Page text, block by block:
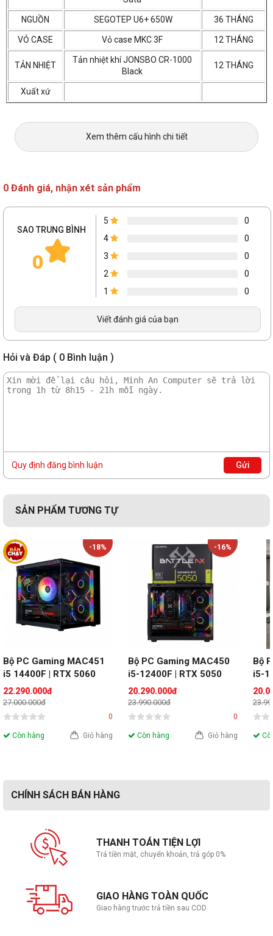
NGUỒN SEGOTEP U6+ 650W 36 THÁNG
VỎ CASE Vỏ case MKC 3F 12 THÁNG
TẢN NHIỆT
Tản nhiệt khí JONSBO CR-1000
Black
12 THÁNG
Xuất xứ
Xem thêm cấu hình chi tiết
0 Đánh giá, nhận xét sản phẩm
SAO TRUNG BÌNH
0
5
0
4
0
3
0
2
0
1
0
Viết đánh giá của bạn
Hỏi và Đáp ( 0 Bình luận )
Quy định đăng bình luận Gửi
SẢN PHẨM TƯƠNG TỰ
-18%
Bộ PC Gaming MAC451
i5 14400F | RTX 5060
8GB | RAM 16GB
22.290.000đ
27.000.000đ
0
Còn hàng Giỏ hàng
-16%
Bộ PC Gaming MAC450
i5-12400F | RTX 5050
8GB| RAM 16GB
20.290.000đ
23.990.000đ
0
Còn hàng Giỏ hàng
Bộ
i5-
CHÍNH SÁCH BÁN HÀNG
THANH TOÁN TIỆN LỢI
Trả tiền mặt, chuyển khoản, trả góp 0%
GIAO HÀNG TOÀN QUỐC
Giao hàng trước trả tiền sau COD